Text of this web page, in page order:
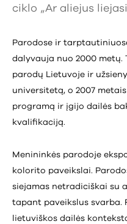
ciklo „Ar aliejus
Parodose ir
dalyvauja nuo 2000 metų.
parodų Lietuvoje ir
universitetą, o 2007
programą ir įgijo dailės
kvalifikaciją.
Menininkės parodoje
kolorito paveikslai.
siejamas netradiciškai su
tapant paveikslus svarba.
lietuviškos dailės